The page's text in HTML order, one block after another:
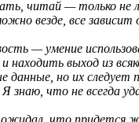
читай — только не
везде, все
— умение
находить выход из
данные, но их следует
знаю, что не всегда
ожидал, что придется